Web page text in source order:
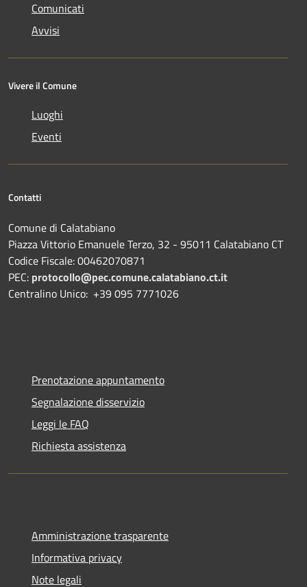
Comunicati
Avvisi
Vivere il Comune
Luoghi
Eventi
Contatti
Comune di Calatabiano
Piazza Vittorio Emanuele Terzo, 32 - 95011 Calatabiano CT
Codice Fiscale: 00462070871
PEC: protocollo@pec.comune.calatabiano.ct.it
Centralino Unico: +39 095 7771026
Prenotazione appuntamento
Segnalazione disservizio
Leggi le FAQ
Richiesta assistenza
Amministrazione trasparente
Informativa privacy
Note legali